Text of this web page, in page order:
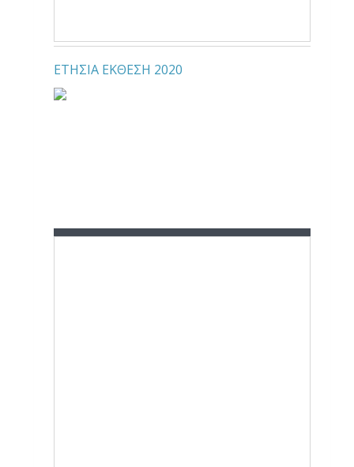
ΕΤΗΣΙΑ ΕΚΘΕΣΗ 2020